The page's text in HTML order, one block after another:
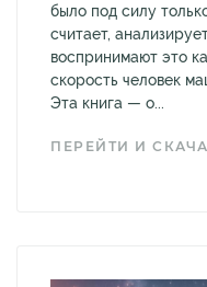
было под силу
считает,
воспринимают это
скорость человек
Эта книга — о...
ПЕРЕЙТИ И